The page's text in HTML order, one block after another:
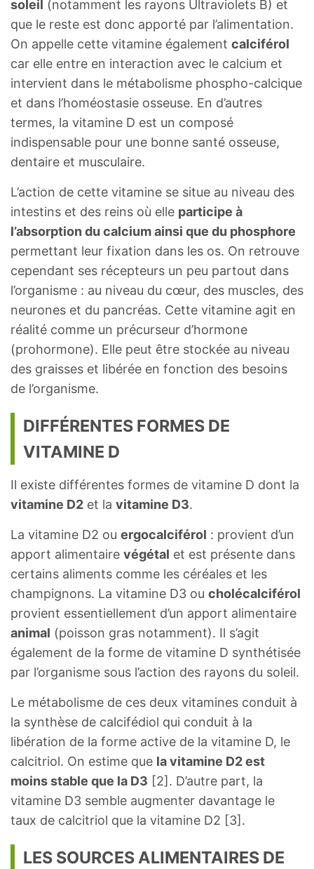
soleil (notamment les rayons Ultraviolets B) et
que le reste est donc apporté par l’alimentation.
On appelle cette vitamine également calciférol
car elle entre en interaction avec le calcium et
intervient dans le métabolisme phospho-calcique
et dans l’homéostasie osseuse. En d’autres
termes, la vitamine D est un composé
indispensable pour une bonne santé osseuse,
dentaire et musculaire.
L’action de cette vitamine se situe au niveau des
intestins et des reins où elle participe à
l’absorption du calcium ainsi que du phosphore
permettant leur fixation dans les os. On retrouve
cependant ses récepteurs un peu partout dans
l’organisme : au niveau du cœur, des muscles, des
neurones et du pancréas. Cette vitamine agit en
réalité comme un précurseur d’hormone
(prohormone). Elle peut être stockée au niveau
des graisses et libérée en fonction des besoins
de l’organisme.
DIFFÉRENTES FORMES DE
VITAMINE D
Il existe différentes formes de vitamine D dont la
vitamine D2 et la vitamine D3.
La vitamine D2 ou ergocalciférol : provient d’un
apport alimentaire végétal et est présente dans
certains aliments comme les céréales et les
champignons. La vitamine D3 ou cholécalciférol
provient essentiellement d’un apport alimentaire
animal (poisson gras notamment). Il s’agit
également de la forme de vitamine D synthétisée
par l’organisme sous l’action des rayons du soleil.
Le métabolisme de ces deux vitamines conduit à
la synthèse de calcifédiol qui conduit à la
libération de la forme active de la vitamine D, le
calcitriol. On estime que la vitamine D2 est
moins stable que la D3 [2]. D’autre part, la
vitamine D3 semble augmenter davantage le
taux de calcitriol que la vitamine D2 [3].
LES SOURCES ALIMENTAIRES DE